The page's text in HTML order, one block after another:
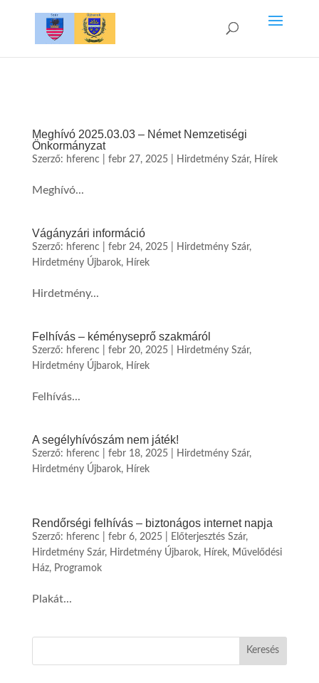
Meghívó 2025.03.03 – Német Nemzetiségi
Önkormányzat
Szerző: hferenc febr 27, 2025| Hirdetmény Szár, Hírek
Meghívó...
Vágányzári információ
Szerző: hferenc febr 24, 2025| Hirdetmény Szár,
Hirdetmény Újbarok, Hírek
Hirdetmény...
Felhívás – kéményseprő szakmáról
Szerző: hferenc febr 20, 2025| Hirdetmény Szár,
Hirdetmény Újbarok, Hírek
Felhívás...
A segélyhívószám nem játék!
Szerző: hferenc febr 18, 2025| Hirdetmény Szár,
Hirdetmény Újbarok, Hírek
Rendőrségi felhívás – biztonágos internet napja
Szerző: hferenc febr 6, 2025| Előterjesztés Szár,
Hirdetmény Szár, Hirdetmény Újbarok, Hírek, Művelődési
Ház, Programok
Plakát...